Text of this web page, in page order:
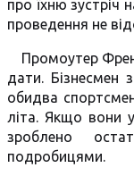
про їхню зустріч
проведення не
Промоутер
дати. Бізнесмен
обидва
літа. Якщо вони
зроблено
подробицями.